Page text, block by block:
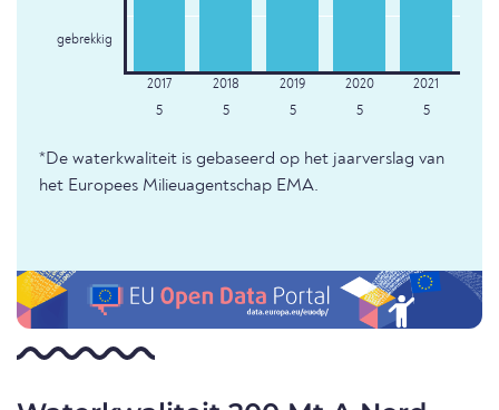
gebrekkig
5 5 5 5 5
*De waterkwaliteit is gebaseerd op het jaarverslag van
het Europees Milieuagentschap EMA.